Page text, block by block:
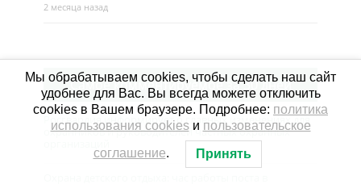
2 месяца назад
Самое комментируемое за 30 дней
Росгвардия информирует о главных изменениях для
охранников и руководителей частных охранных
Мы обрабатываем cookies, чтобы сделать наш сайт
удобнее для Вас. Вы всегда можете отключить
cookies в Вашем браузере. Подробнее: политика
использования cookiesи пользовательское
соглашение. Принять